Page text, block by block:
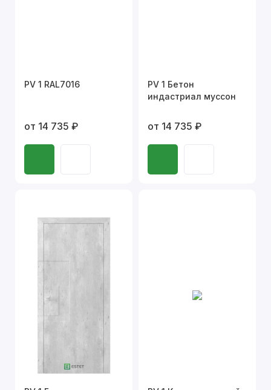
PV 1 RAL7016
от 14 735 ₽
PV 1 Бетон
индастриал муссон
от 14 735 ₽